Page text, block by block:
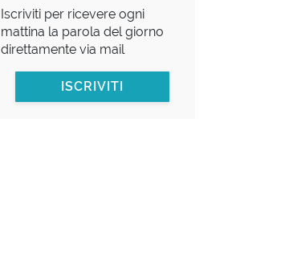
Iscriviti per ricevere ogni
mattina la parola del giorno
direttamente via mail
ISCRIVITI